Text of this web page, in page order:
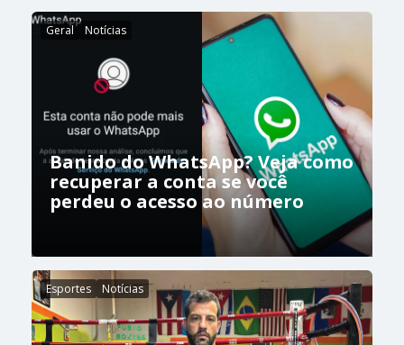
Geral Notícias
Banido do WhatsApp? Veja como
recuperar a conta se você
perdeu o acesso ao número
Esportes Notícias